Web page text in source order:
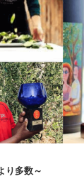
り多数～